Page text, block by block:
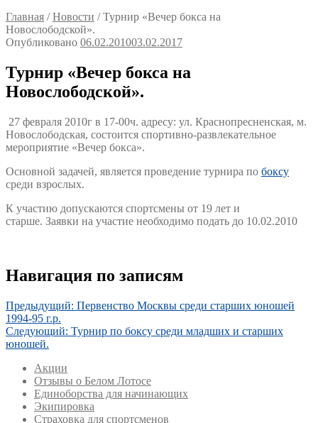
Главная /Новости /Турнир «Вечер бокса на
Новослободской».
Опубликовано 06.02.201003.02.2017
Турнир «Вечер бокса на
Новослободской».
27 февраля 2010г в 17-00ч. адресу: ул. Краснопресненская, м.
Новослободская, состоится спортивно-развлекательное
мероприятие «Вечер бокса».
Основной задачей, является проведение турнира по боксу
среди взрослых.
К участию допускаются спортсмены от 19 лет и
старше. Заявки на участие необходимо подать до 10.02.2010
Навигация по записям
Предыдущий: Первенство Москвы среди старших юношей
1994-95 г.р.
Следующий: Турнир по боксу среди младших и старших
юношей.
Акции
Отзывы о Белом Лотосе
Единоборства для начинающих
Экипировка
Страховка для спортсменов